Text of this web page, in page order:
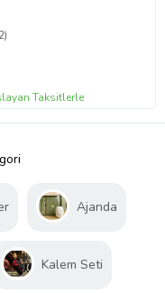
Taksitlerle
Ajanda
Kalem Seti